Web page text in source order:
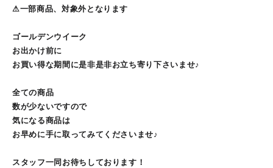
⚠︎一部商品、対象外となります
ゴールデンウイーク
お出かけ前に
お買い得な期間に是非是非お立ち寄り下さいませ♪
全ての商品
数が少ないですので
気になる商品は
お早めに手に取ってみてくださいませ♪
スタッフ一同お待ちしております！